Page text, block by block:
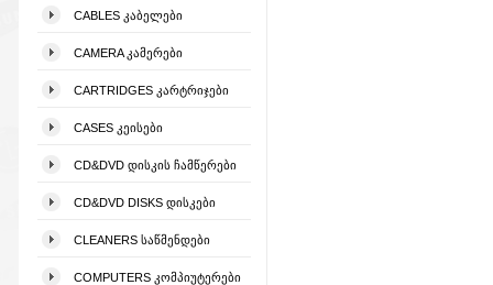
CABLES ᲙᲐᲑᲔᲚᲔᲑᲘ
CAMERA ᲙᲐᲛᲔᲠᲔᲑᲘ
CARTRIDGES ᲙᲐᲠᲢᲠᲘᲯᲔᲑᲘ
CASES ᲙᲔᲘᲡᲔᲑᲘ
CD&DVD ᲓᲘᲡᲙᲘᲡ ᲩᲐᲛᲬᲔᲠᲔᲑᲘ
CD&DVD DISKS ᲓᲘᲡᲙᲔᲑᲘ
CLEANERS ᲡᲐᲬᲛᲔᲜᲓᲔᲑᲘ
COMPUTERS ᲙᲝᲛᲞᲘᲣᲢᲔᲠᲔᲑᲘ